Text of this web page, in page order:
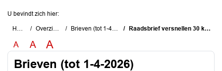
U bevindt zich hier:
Home Overzichten Brieven (tot 1-4-2026) Raadsbrief versnellen 30 km aanpak
A A A
Brieven (tot 1-4-2026)